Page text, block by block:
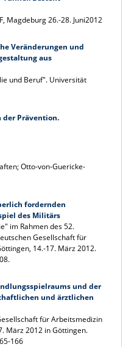
Magdeburg 26.-28. Juni2012
Veränderungen und
aus
und Beruf". Universität
der Prävention.
Otto-von-Guericke-
fordernden
des Militärs
im Rahmen des 52.
Gesellschaft für
14.-17. März 2012.
und der
und ärztlichen
für Arbeitsmedizin
März 2012 in Göttingen.
166